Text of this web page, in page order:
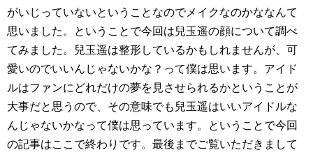
がいじっていないということなのでメイクなのかななんて
思いました。ということで今回は兒玉遥の顔について調べ
てみました。兒玉遥は整形しているかもしれませんが、可
愛いのでいいんじゃないかな？って僕は思います。アイド
ルはファンにどれだけの夢を見させられるかということが
大事だと思うので、その意味でも兒玉遥はいいアイドルな
んじゃないかなって僕は思っています。ということで今回
の記事はここで終わりです。最後までご覧いただきまして